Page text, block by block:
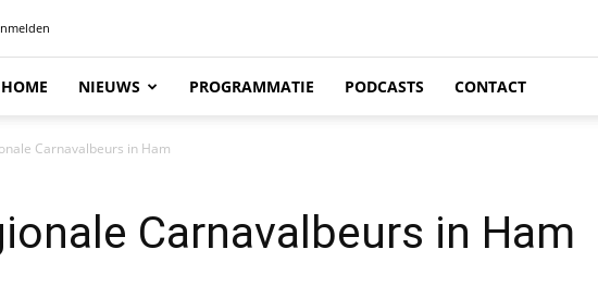
HOME NIEUWS PROGRAMMATIE PODCASTS CONTACT
Carnavalbeurs in Ham
Carnavalbeurs in Ham